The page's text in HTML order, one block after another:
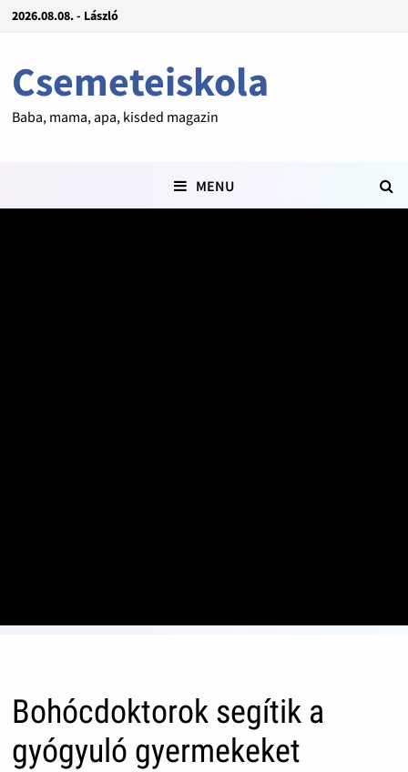
2026.08.08. - László
Csemeteiskola
Baba, mama, apa, kisded magazin
MENU
Bohócdoktorok segítik a
gyógyuló gyermekeket